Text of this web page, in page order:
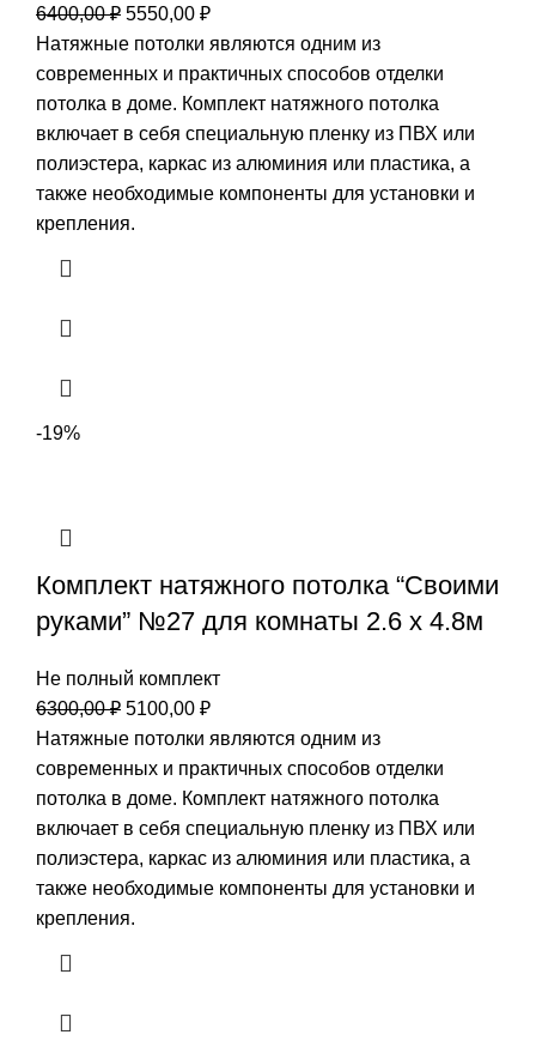
6400,00₽ Первоначальная
цена
составляла
6400,00 ₽.
5550,00 ₽Текущая
цена:
5550,00 ₽.
Натяжные потолки являются одним из
современных и практичных способов отделки
потолка в доме. Комплект натяжного потолка
включает в себя специальную пленку из ПВХ или
полиэстера, каркас из алюминия или пластика, а
также необходимые компоненты для установки и
крепления.
-19%
Комплект натяжного потолка “Своими
руками” №27 для комнаты 2.6 х 4.8м
Не полный комплект
6300,00₽ Первоначальная
цена
составляла
6300,00 ₽.
5100,00 ₽Текущая
цена:
5100,00 ₽.
Натяжные потолки являются одним из
современных и практичных способов отделки
потолка в доме. Комплект натяжного потолка
включает в себя специальную пленку из ПВХ или
полиэстера, каркас из алюминия или пластика, а
также необходимые компоненты для установки и
крепления.